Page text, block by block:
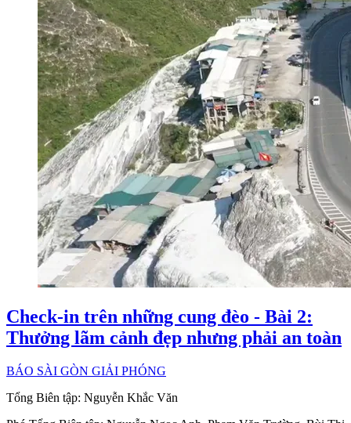
Check-in trên những cung đèo - Bài 2:
Thưởng lãm cảnh đẹp nhưng phải an toàn
BÁO SÀI GÒN GIẢI PHÓNG
Tổng Biên tập: Nguyễn Khắc Văn